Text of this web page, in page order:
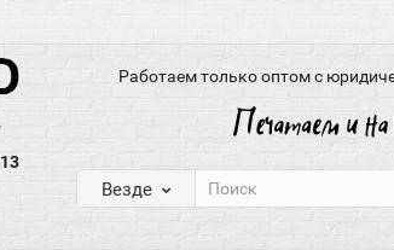
Работаем только оптом с
Везде